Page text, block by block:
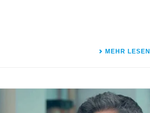
MEHR LESEN